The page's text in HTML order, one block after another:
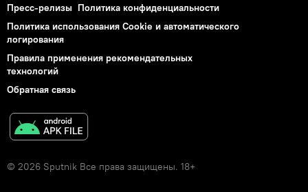
Пресс-релизы Политика конфиденциальности
Политика использования Cookie и автоматического
логирования
Правила применения рекомендательных
технологий
Обратная связь
© 2026 Sputnik Все права защищены. 18+